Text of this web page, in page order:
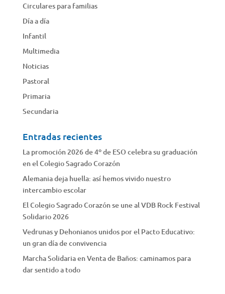
Circulares para familias
Día a día
Infantil
Multimedia
Noticias
Pastoral
Primaria
Secundaria
Entradas recientes
La promoción 2026 de 4º de ESO celebra su graduación
en el Colegio Sagrado Corazón
Alemania deja huella: así hemos vivido nuestro
intercambio escolar
El Colegio Sagrado Corazón se une al VDB Rock Festival
Solidario 2026
Vedrunas y Dehonianos unidos por el Pacto Educativo:
un gran día de convivencia
Marcha Solidaria en Venta de Baños: caminamos para
dar sentido a todo